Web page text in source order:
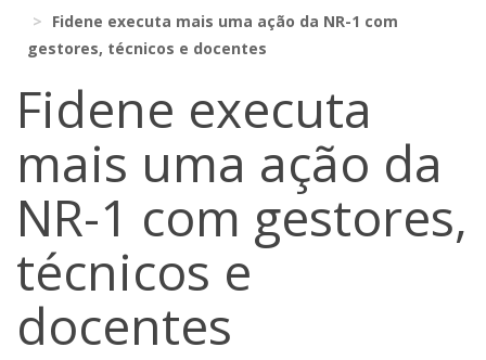
Fidene executa mais uma ação da NR-1 com
gestores, técnicos e docentes
Fidene executa
mais uma ação da
NR-1 com gestores,
técnicos e
docentes